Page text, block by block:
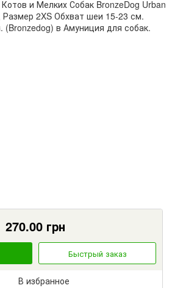
270.00 грн
Быстрый заказ
В избранное